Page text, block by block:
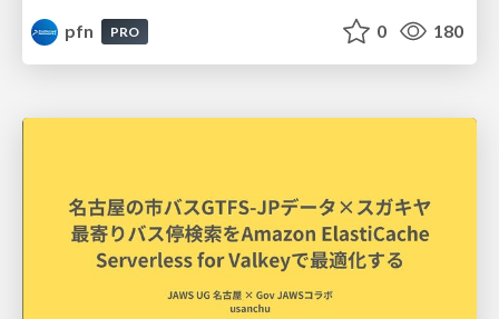
pfn
PRO 0 180